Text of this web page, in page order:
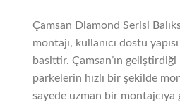
Çamsan Diamond Serisi
montajı, kullanıcı dostu
basittir. Çamsan’ın
parkelerin hızlı bir şekilde
sayede uzman bir montajcıya